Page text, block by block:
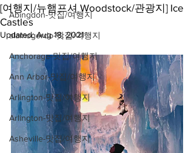
Abingdon-맛집/여행지
alamogordo-맛집/여행지
Anchorage-맛집/여행지
Ann Arbor-맛집/여행지
Arlington-맛집/여행지
Arlington-맛집/여행지
Asheville-맛집/여행지
[여행지/뉴햄프셔 Woodstock/관광지] Ice
Castles
Updated:Aug 18, 2021